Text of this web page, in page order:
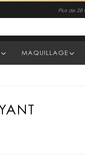
Plus de 28
MAQUILLAGE